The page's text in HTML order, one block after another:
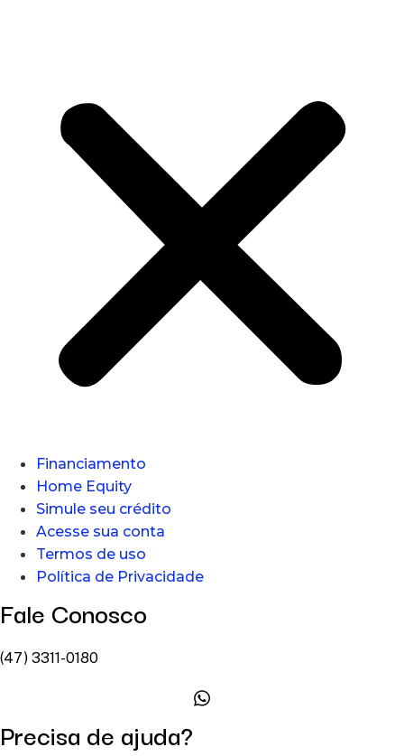
Financiamento
Home Equity
Simule seu crédito
Acesse sua conta
Termos de uso
Política de Privacidade
Fale Conosco
(47) 3311-0180
Precisa de ajuda?